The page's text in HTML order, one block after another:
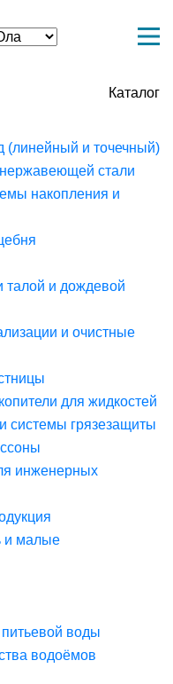
Каталог
(линейный и точечный)
стали
накопления и
талой и дождевой
и очистные
для жидкостей
системы грязезащиты
инженерных
и малые
питьевой воды
водоёмов